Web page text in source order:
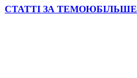
СТАТТІ ЗА ТЕМОЮБІЛЬШЕ